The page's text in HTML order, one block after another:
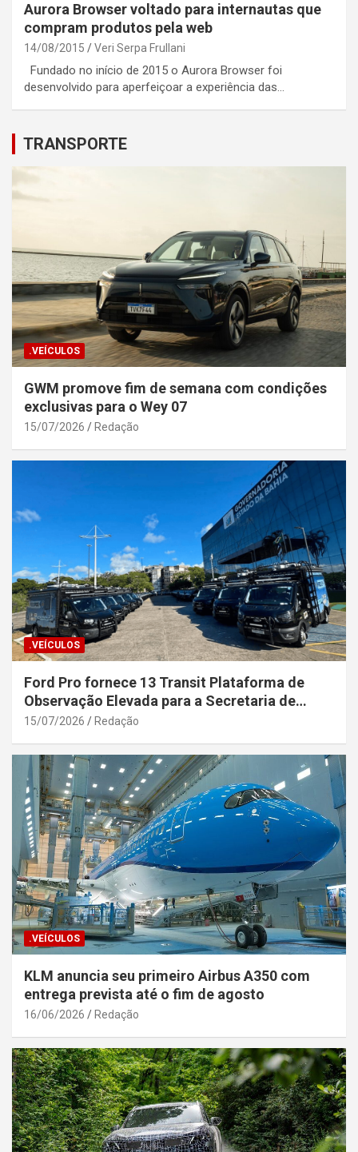
Aurora Browser voltado para internautas que
compram produtos pela web
14/08/2015 Veri Serpa Frullani
Fundado no início de 2015 o Aurora Browser foi
desenvolvido para aperfeiçoar a experiência das…
TRANSPORTE
.VEÍCULOS
GWM promove fim de semana com condições
exclusivas para o Wey 07
15/07/2026 Redação
.VEÍCULOS
Ford Pro fornece 13 Transit Plataforma de
Observação Elevada para a Secretaria de
Segurança Pública da Bahia
15/07/2026 Redação
.VEÍCULOS
KLM anuncia seu primeiro Airbus A350 com
entrega prevista até o fim de agosto
16/06/2026 Redação